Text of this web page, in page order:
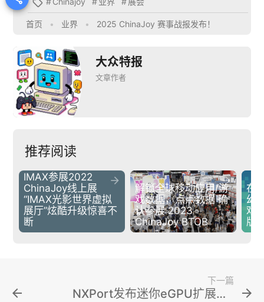

首页 • 业界 • 2025 ChinaJoy 赛事战报发布！
大众特报
文章作者
推荐阅读
IMAX参展2022
ChinaJoy线上展
“IMAX光影世界虚拟
展厅”炫酷升级惊喜不
断

解锁全球移动应用/游
戏数据，点点数据 确
认参展 2023
ChinaJoy BTOB

在
幻
戏
版
arrow_back arrow_forward
下一篇
NXPort发布迷你eGPU扩展坞，内置650W电源